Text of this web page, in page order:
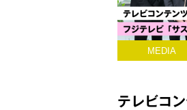
MEDIA
テレビコ